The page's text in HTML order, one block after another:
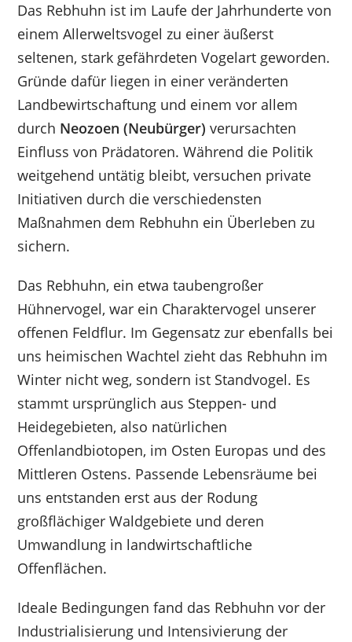
Das Rebhuhn ist im Laufe der Jahrhunderte von
einem Allerweltsvogel zu einer äußerst
seltenen, stark gefährdeten Vogelart geworden.
Gründe dafür liegen in einer veränderten
Landbewirtschaftung und einem vor allem
durch Neozoen (Neubürger)verursachten
Einfluss von Prädatoren. Während die Politik
weitgehend untätig bleibt, versuchen private
Initiativen durch die verschiedensten
Maßnahmen dem Rebhuhn ein Überleben zu
sichern.
Das Rebhuhn, ein etwa taubengroßer
Hühnervogel, war ein Charaktervogel unserer
offenen Feldflur. Im Gegensatz zur ebenfalls bei
uns heimischen Wachtel zieht das Rebhuhn im
Winter nicht weg, sondern ist Standvogel. Es
stammt ursprünglich aus Steppen- und
Heidegebieten, also natürlichen
Offenlandbiotopen, im Osten Europas und des
Mittleren Ostens. Passende Lebensräume bei
uns entstanden erst aus der Rodung
großflächiger Waldgebiete und deren
Umwandlung in landwirtschaftliche
Offenflächen.
Ideale Bedingungen fand das Rebhuhn vor der
Industrialisierung und Intensivierung der